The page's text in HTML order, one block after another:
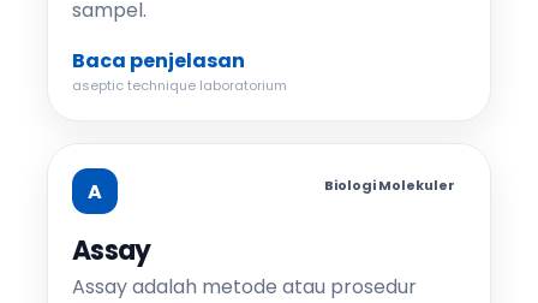
sampel.
Baca penjelasan
aseptic technique laboratorium
A Biologi Molekuler
Assay
Assay adalah metode atau prosedur